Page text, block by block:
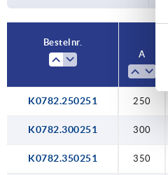
400
Bestelnr.
A
K0782.250251 250
K0782.300251 300
K0782.350251 350